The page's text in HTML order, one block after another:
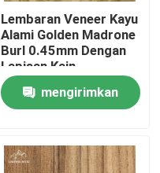
Lembaran Veneer Kayu
Alami Golden Madrone
Burl 0.45mm Dengan
Lapisan Kain
mengirimkan